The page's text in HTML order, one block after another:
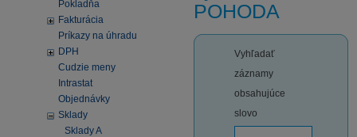
Pokladňa
Fakturácia
Príkazy na úhradu
DPH
Cudzie meny
Intrastat
Objednávky
Sklady
Sklady A
POHODA
Vyhľadať
záznamy
obsahujúce
slovo